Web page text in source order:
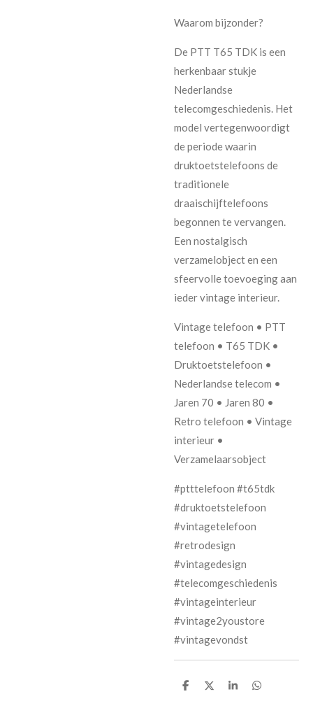
Waarom bijzonder?
De PTT T65 TDK is een
herkenbaar stukje
Nederlandse
telecomgeschiedenis. Het
model vertegenwoordigt
de periode waarin
druktoetstelefoons de
traditionele
draaischijftelefoons
begonnen te vervangen.
Een nostalgisch
verzamelobject en een
sfeervolle toevoeging aan
ieder vintage interieur.
Vintage telefoon • PTT
telefoon • T65 TDK •
Druktoetstelefoon •
Nederlandse telecom •
Jaren 70 • Jaren 80 •
Retro telefoon • Vintage
interieur •
Verzamelaarsobject
#ptttelefoon #t65tdk
#druktoetstelefoon
#vintagetelefoon
#retrodesign
#vintagedesign
#telecomgeschiedenis
#vintageinterieur
#vintage2youstore
#vintagevondst
D
D
S
D